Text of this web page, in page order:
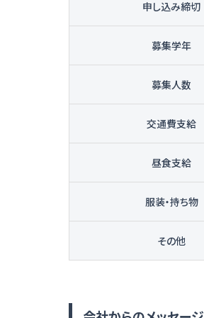
申し込み締切
募集学年
募集人数
交通費支給
昼食支給
服装・持ち物
その他